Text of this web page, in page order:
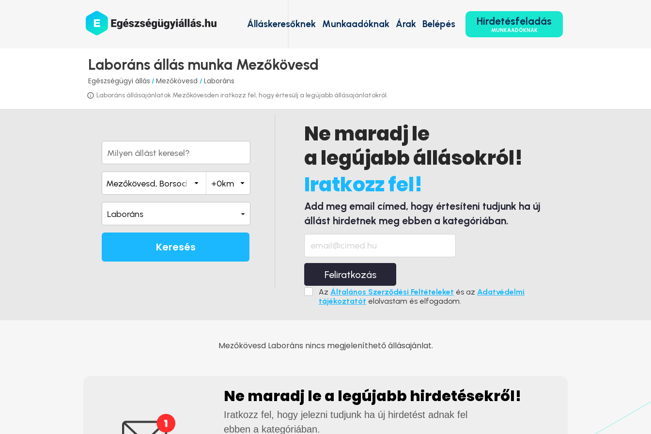
Hirdetésfeladás
MUNKAADÓKNAK
Belépés
Árak
Munkaadóknak
Álláskeresőknek
Laboráns állás munka Mezőkövesd
Egészségügyi állás / Mezőkövesd / Laboráns
Laboráns állásajánlatok Mezőkövesden iratkozz fel, hogy értesülj a legújabb állásajánlatokról.
Laboráns
Keresés
Ne maradj le
a legújabb állásokról!
Iratkozz fel!
Add meg email címed, hogy értesíteni tudjunk ha új
állást hirdetnek meg ebben a kategóriában.
Feliratkozás
Az Általános Szerződési Feltételeket és az Adatvédelmi
tájékoztatót elolvastam és elfogadom.
Mezőkövesd Laboráns nincs megjeleníthető állásajánlat.
Ne maradj le a legújabb hirdetésekről!
Iratkozz fel, hogy jelezni tudjunk ha új hirdetést adnak fel
ebben a kategóriában.